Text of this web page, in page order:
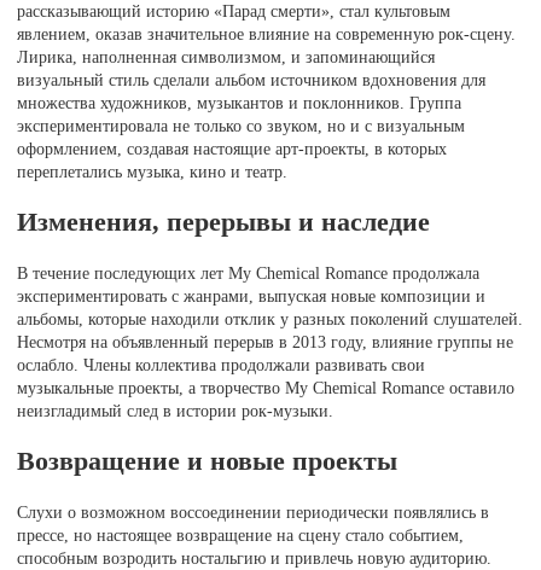
рассказывающий историю «Парад смерти», стал культовым
явлением, оказав значительное влияние на современную рок-сцену.
Лирика, наполненная символизмом, и запоминающийся
визуальный стиль сделали альбом источником вдохновения для
множества художников, музыкантов и поклонников. Группа
экспериментировала не только со звуком, но и с визуальным
оформлением, создавая настоящие арт-проекты, в которых
переплетались музыка, кино и театр.
Изменения, перерывы и наследие
В течение последующих лет My Chemical Romance продолжала
экспериментировать с жанрами, выпуская новые композиции и
альбомы, которые находили отклик у разных поколений слушателей.
Несмотря на объявленный перерыв в 2013 году, влияние группы не
ослабло. Члены коллектива продолжали развивать свои
музыкальные проекты, а творчество My Chemical Romance оставило
неизгладимый след в истории рок-музыки.
Возвращение и новые проекты
Слухи о возможном воссоединении периодически появлялись в
прессе, но настоящее возвращение на сцену стало событием,
способным возродить ностальгию и привлечь новую аудиторию.